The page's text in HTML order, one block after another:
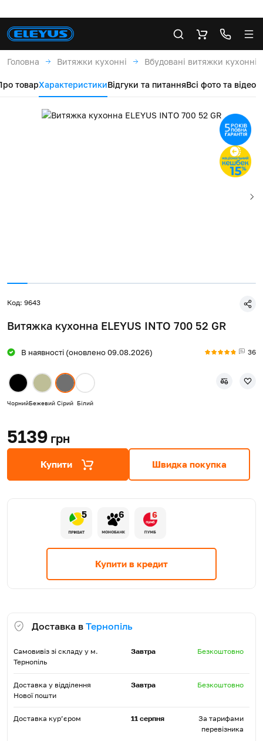
Головна Витяжки кухонні Вбудовані витяжки кухонні
товарХарактеристикиВідгуки та питанняВсі фото та відео
Код: 9643
Витяжка кухонна ELEYUS INTO 700 52 GR
В наявності (оновлено 09.08.2026) 36
ЧорнийБежевий Сірий Білий
5139 грн
Купити Швидка покупка
5 6 6
Купити в кредит
Доставка в Тернопіль
Самовивіз зі складу у м.
Тернопіль
Завтра Безкоштовно
Доставка у відділення
Нової пошти
Завтра Безкоштовно
Доставка кур’єром 11 серпня
За тарифами
перевізника